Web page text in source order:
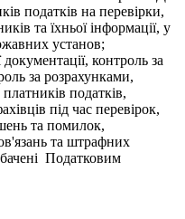
податків на перевірки,
та їхньої інформації, у
установ;
контроль за
за розрахунками,
податків,
під час перевірок,
та помилок,
та штрафних
Податковим